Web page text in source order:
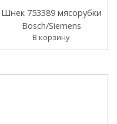
Шнек 753389 мясорубки
Bosch/Siemens
В корзину